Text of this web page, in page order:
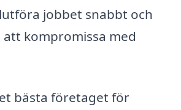
jobbet snabbt och
kompromissa med
bästa företaget för